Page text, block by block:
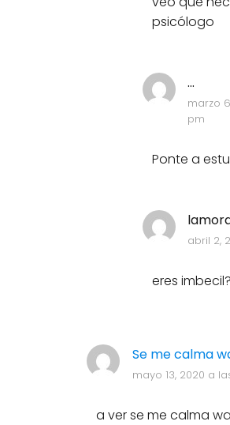
psicólogo
...
marzo
pm
Ponte a
abril 2,
eres imbecil?
Se me calma
mayo 13, 2020 a
a ver se me calma